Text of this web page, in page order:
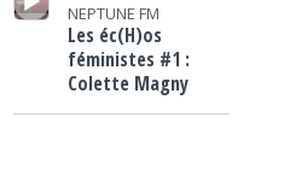
NEPTUNE FM
Les éc(H)os
féministes #1 :
Colette Magny